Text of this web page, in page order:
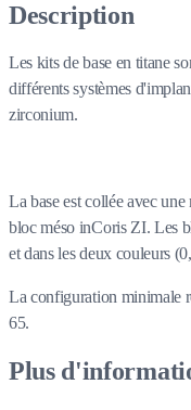
Description
Les kits de base en titane
différents systèmes
zirconium.
La base est collée avec
bloc méso inCoris ZI. Les
et dans les deux couleurs
La configuration minimale
65.
Plus